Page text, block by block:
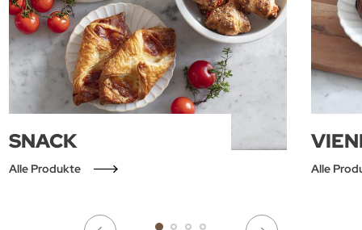
SNACK
Alle Produkte Alle